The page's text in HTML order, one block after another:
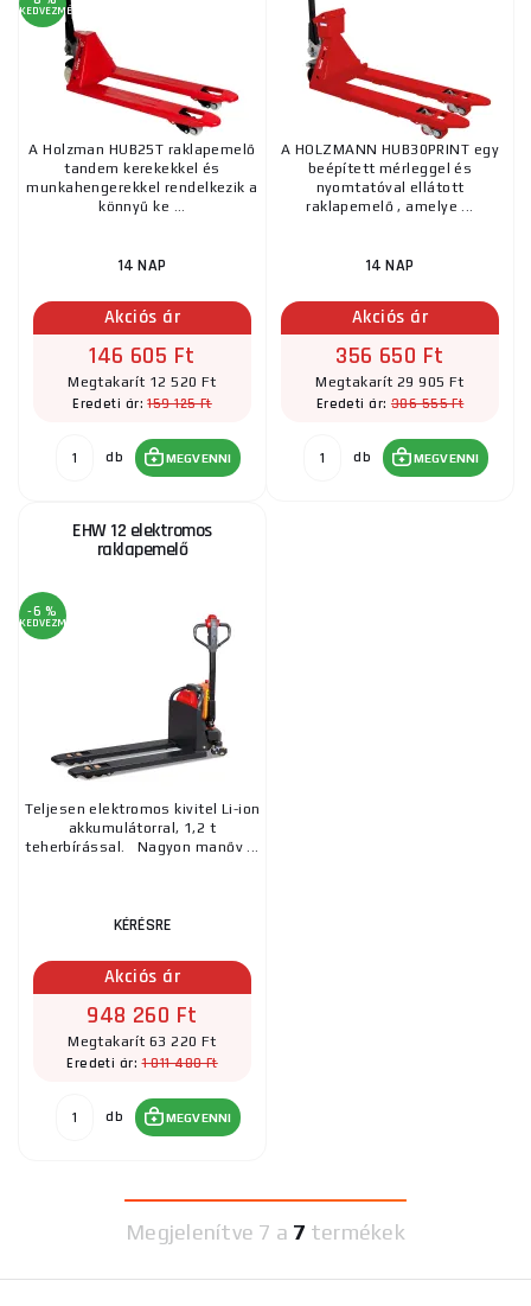
KEDVEZMÉNY
A Holzman HUB25T raklapemelő
tandem kerekekkel és
munkahengerekkel rendelkezik a
könnyű ke ...
14 NAP
Akciós ár
146 605 Ft
Megtakarít 12 520 Ft
Eredeti ár:159 125 Ft
db MEGVENNI
A HOLZMANN HUB30PRINT egy
beépített mérleggel és
nyomtatóval ellátott
raklapemelő , amelye ...
14 NAP
Akciós ár
356 650 Ft
Megtakarít 29 905 Ft
Eredeti ár: 386 555 Ft
db MEGVENNI
EHW 12 elektromos
raklapemelő
-6 %
KEDVEZMÉNY
Teljesen elektromos kivitel Li-ion
akkumulátorral, 1,2 t
teherbírással. Nagyon manőv ...
KÉRÉSRE
Akciós ár
948 260 Ft
Megtakarít 63 220 Ft
Eredeti ár:1 011 480 Ft
db MEGVENNI
Megjelenítve 7 a 7 termékek